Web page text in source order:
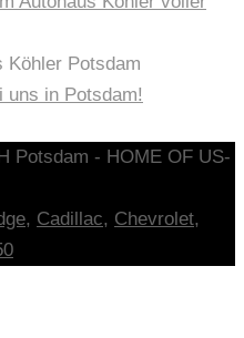
uns in Potsdam!
Potsdam - HOME OF US-
, Cadillac, Chevrolet,